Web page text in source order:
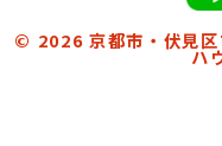
© 2026京都市・伏見
ハ